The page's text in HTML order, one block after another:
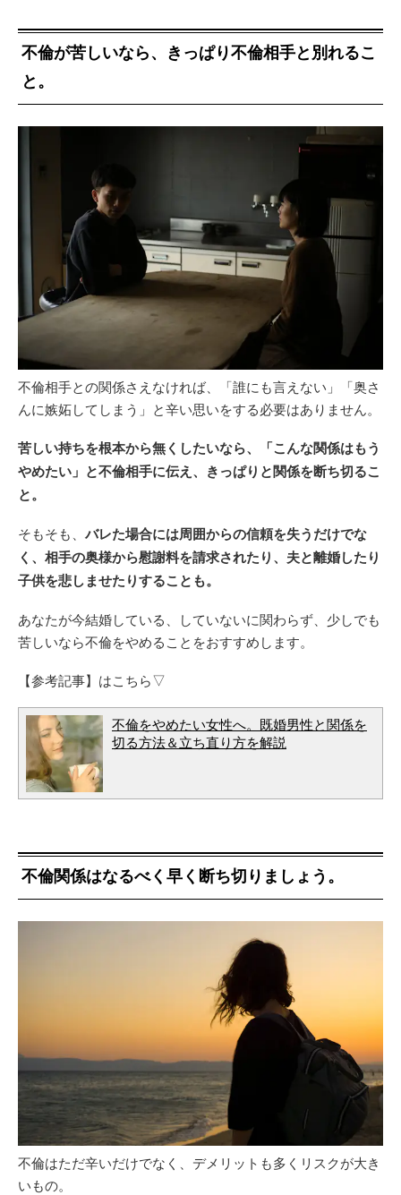
不倫が苦しいなら、きっぱり不倫相手と別れるこ
と。
不倫相手との関係さえなければ、「誰にも言えない」「奥さ
んに嫉妬してしまう」と辛い思いをする必要はありません。
苦しい持ちを根本から無くしたいなら、「こんな関係はもう
やめたい」と不倫相手に伝え、きっぱりと関係を断ち切るこ
と。
そもそも、 バレた場合には周囲からの信頼を失うだけでな
く、相手の奥様から慰謝料を請求されたり、夫と離婚したり
子供を悲しませたりすることも。
あなたが今結婚している、していないに関わらず、少しでも
苦しいなら不倫をやめることをおすすめします。
【参考記事】はこちら▽
不倫をやめたい女性へ。既婚男性と関係を
切る方法＆立ち直り方を解説
不倫関係はなるべく早く断ち切りましょう。
不倫はただ辛いだけでなく、デメリットも多くリスクが大き
いもの。